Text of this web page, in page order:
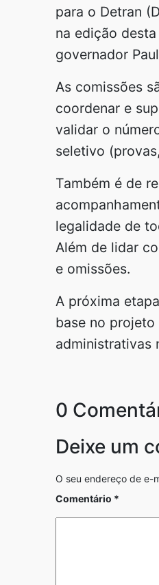
para o Detran
na edição
governador
As comissões
coordenar e
validar o
seletivo
Também é de
legalidade de
Além de lidar
e omissões.
A próxima
base no
administrativas
0
Deixe um
O seu endereço de e-
Comentário *